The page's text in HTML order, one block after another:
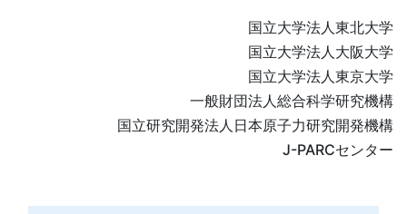
国立大学法人東北大学
国立大学法人大阪大学
国立大学法人東京大学
一般財団法人総合科学研究機構
国立研究開発法人日本原子力研究開発機構
J-PARCセンター